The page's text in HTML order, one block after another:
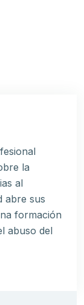
la
al
abre sus
formación
abuso del